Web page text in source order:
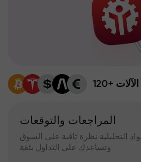
120+ الآلات
المراجعات والتوقعات
التحليلية نظرة ثاقبة على السوق
وتساعدك على التداول بثقة